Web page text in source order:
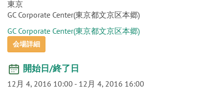
東京
GC Corporate Center(東京都文京区本郷)
GC Corporate Center(東京都文京区本郷)
会場詳細
開始日/終了日
12月 4, 2016 10:00 - 12月 4, 2016 16:00